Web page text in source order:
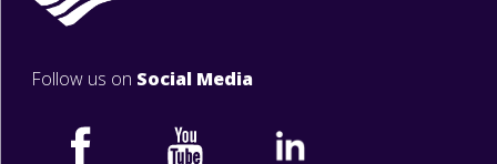
Follow us on Social Media